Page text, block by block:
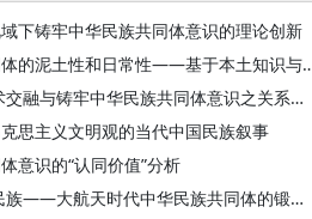
下铸牢中华民族共同体意识的理论创新
纳日碧力戈：中华民族共同体的
杨福泉 杨琼珍：跨族际艺术交融与铸牢中华民族共同体意识之关系——以纳西族为例
思主义文明观的当代中国民族叙事
意识的“认同价值”分析
杨安卓 李钊：成为多行星民族——大航天时代中华民族共同体的锻造与人类文明的跃迁